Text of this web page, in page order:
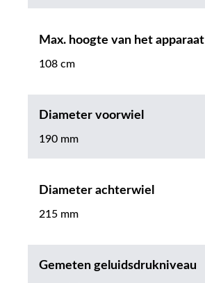
Max. hoogte van het apparaat
108 cm
Diameter voorwiel
190 mm
Diameter achterwiel
215 mm
Gemeten geluidsdrukniveau